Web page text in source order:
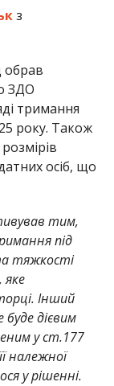
з
обрав
ЗДО
тримання
року. Також
осіб, що
тим,
під
тяжкості
яке
Інший
буде дієвим
у ст.177
належної
у рішенні.